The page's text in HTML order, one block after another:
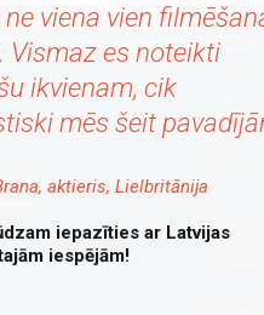
viena vien
Vismaz es noteikti
ikvienam, cik
mēs šeit
aktieris, Lielbritānija
iepazīties ar Latvijas
iespējām!